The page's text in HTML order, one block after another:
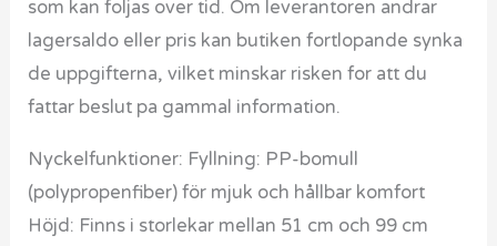
som kan foljas over tid. Om leverantoren andrar
lagersaldo eller pris kan butiken fortlopande synka
de uppgifterna, vilket minskar risken for att du
fattar beslut pa gammal information.
Nyckelfunktioner: Fyllning: PP-bomull
(polypropenfiber) för mjuk och hållbar komfort
Höjd: Finns i storlekar mellan 51 cm och 99 cm